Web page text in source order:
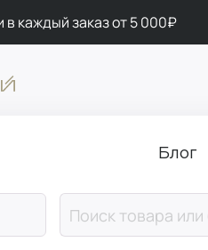
в каждый заказ от 5 000₽
Блог